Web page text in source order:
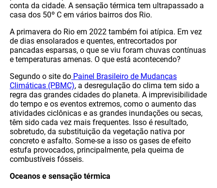
conta da cidade. A sensação térmica tem ultrapassado a
casa dos 50º C em vários bairros dos Rio.
A primavera do Rio em 2022 também foi atípica. Em vez
de dias ensolarados e quentes, entrecortados por
pancadas esparsas, o que se viu foram chuvas contínuas
e temperaturas amenas. O que está acontecendo?
Segundo o site do Painel Brasileiro de Mudanças
Climáticas (PBMC), a desregulação do clima tem sido a
regra das grandes cidades do planeta. A imprevisibilidade
do tempo e os eventos extremos, como o aumento das
atividades ciclônicas e as grandes inundações ou secas,
têm sido cada vez mais frequentes. Isso é resultado,
sobretudo, da substituição da vegetação nativa por
concreto e asfalto. Some-se a isso os gases de efeito
estufa provocados, principalmente, pela queima de
combustíveis fósseis.
Oceanos e sensação térmica